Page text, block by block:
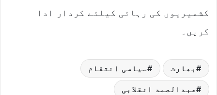
کشمیریوں کی رہائی کیلئے کردار ادا
کریں۔
بھارت سیاسی انتقام
عبدالصمد انقلابی